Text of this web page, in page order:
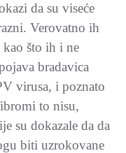
da su viseće
Verovatno ih
što ih i ne
bradavica
virusa, i poznato
to nisu,
su dokazale da da
biti uzrokovane